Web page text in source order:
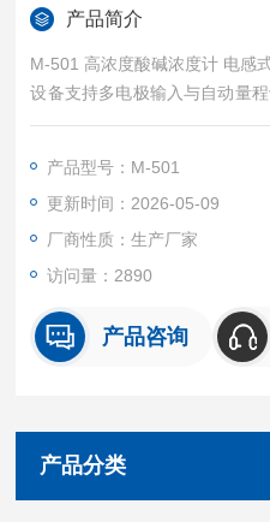
产品简介
M-501 高浓度酸碱浓度计 电感
设备支持多电极输入与自动量
示屏与流程图引导界面，数据
监测伙伴。
产品型号：M-501
更新时间：2026-05-09
厂商性质：生产厂家
访问量：2890
产品咨询
产品分类